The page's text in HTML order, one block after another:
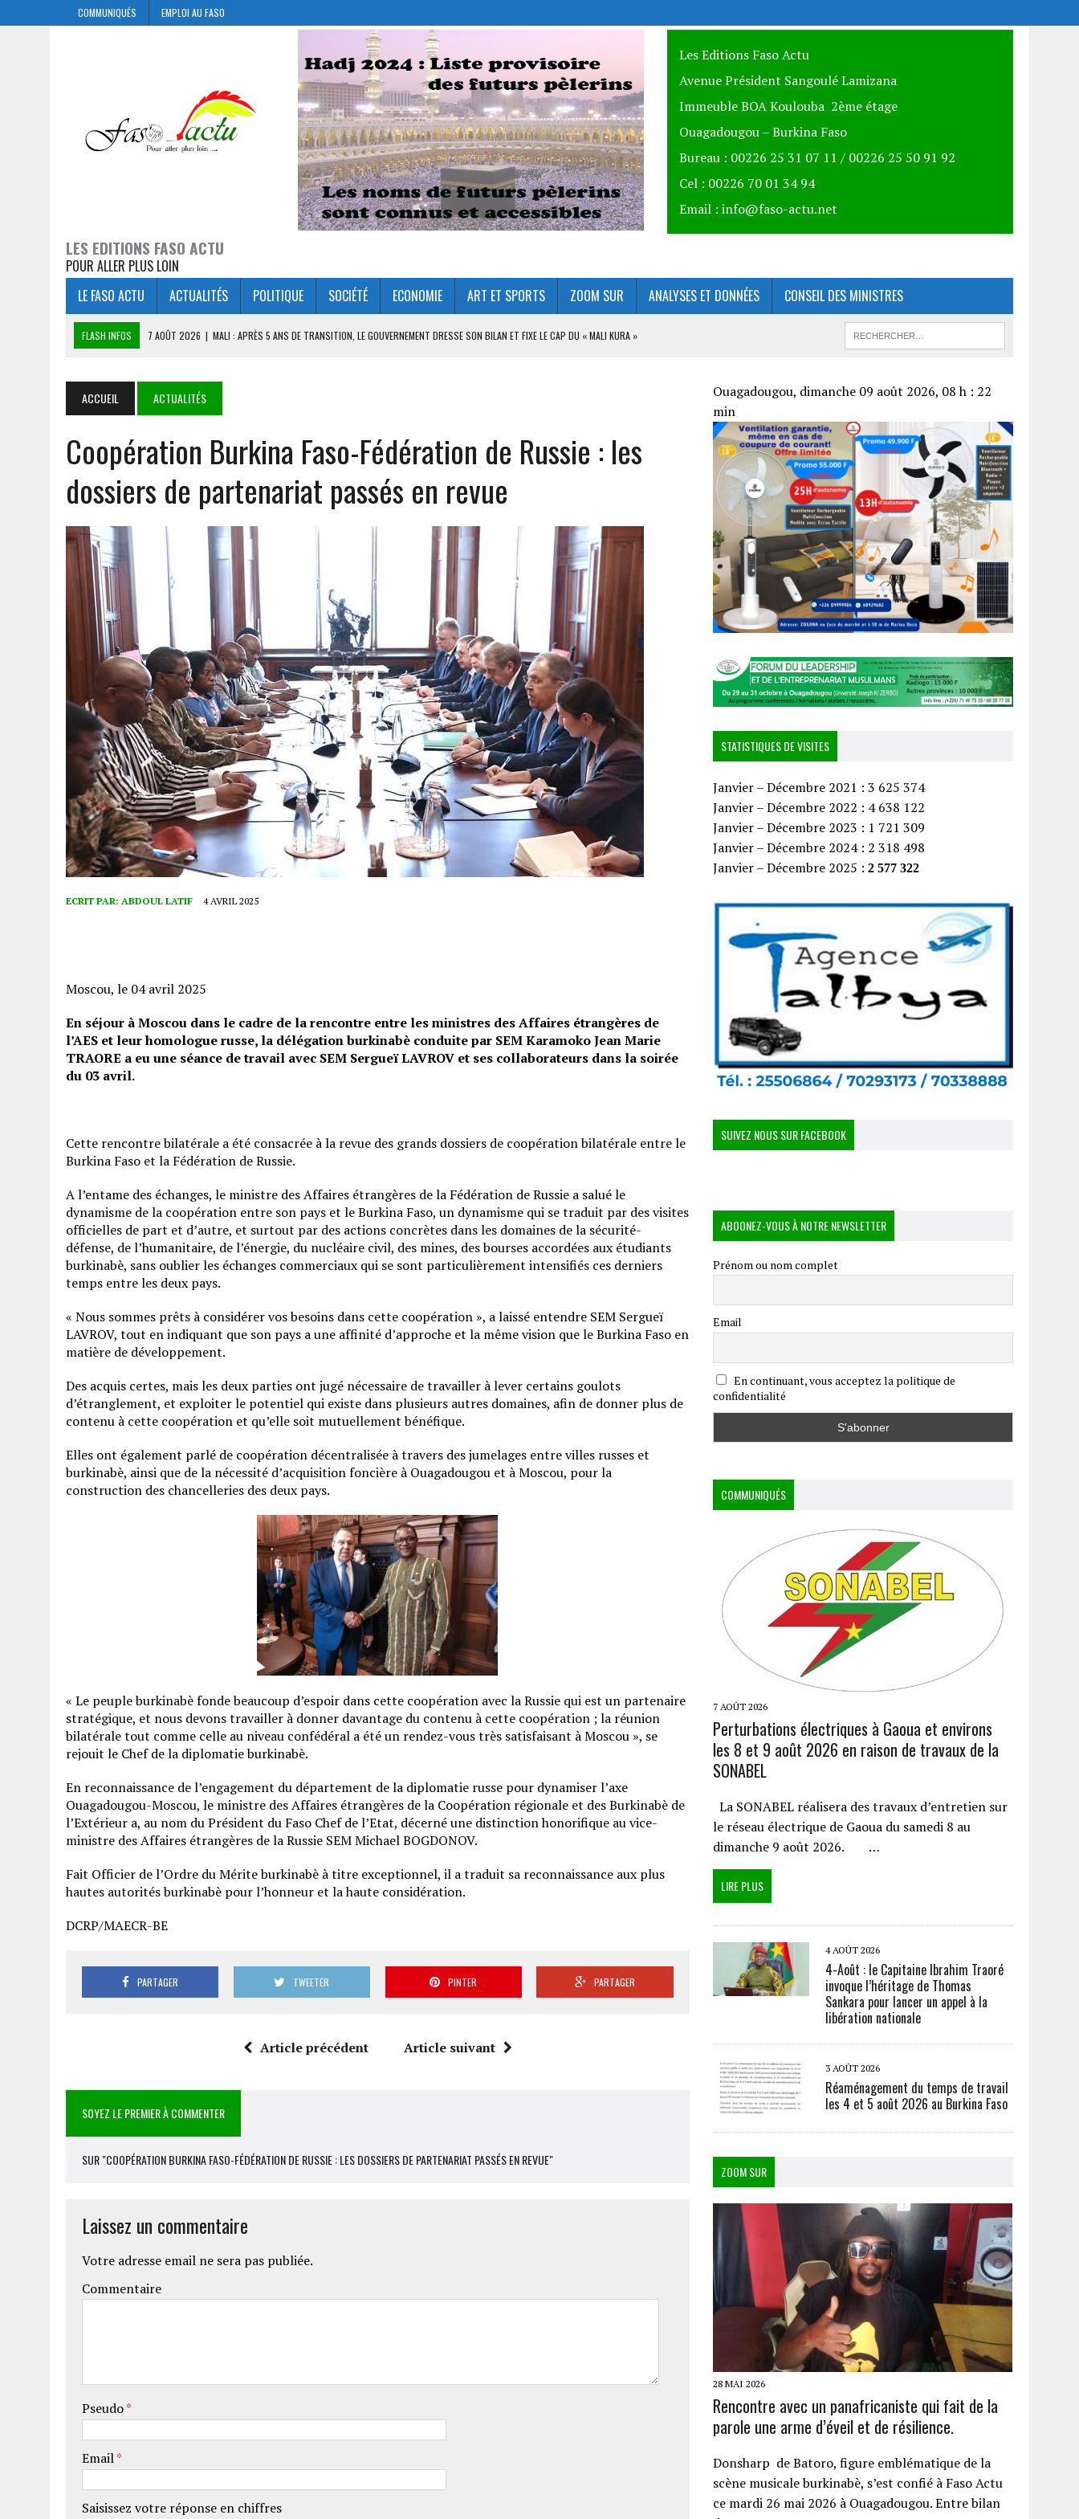
COMMUNIQUÉS EMPLOI AU FASO
LES EDITIONS FASO ACTU
POUR ALLER PLUS LOIN
Les Editions Faso Actu
Avenue Président Sangoulé Lamizana
Immeuble BOA Koulouba 2ème étage
Ouagadougou – Burkina Faso
Bureau : 00226 25 31 07 11 / 00226 25 50 91 92
Cel : 00226 70 01 34 94
Email : info@faso-actu.net
LE FASO ACTU ACTUALITÉS POLITIQUE SOCIÉTÉ ECONOMIE ART ET SPORTS ZOOM SUR ANALYSES ET DONNÉES CONSEIL DES MINISTRES
FLASH INFOS 7 AOÛT 2026 | MALI : APRÈS 5 ANS DE TRANSITION, LE GOUVERNEMENT DRESSE SON BILAN ET FIXE LE CAP DU « MALI KURA »
DÉDOUGOU : LES CORPS CONSTITUÉS RENDENT HOMMAGE AUX ÉLÉMENTS DU 7ᵉ GROUPEMENT D’INTERVENTION RAPIDE
5 AOÛT 2026 | GOULMOU : LA BVDP RENFORCE LES CAPACITÉS PSYCHOSOCIALES ET SANITAIRES DES VDP
8 AOÛT 2026
IMMERSION AU BATAILLON MIXTE DE MARCHE FANTÔME 1 : LE FONDS DE SOUTIEN PATRIOTIQUE ÉVALUE SES RÉALISATIONS SUR LE
TERRAIN
ACCUEIL ACTUALITÉS
Coopération Burkina Faso-Fédération de Russie : les
dossiers de partenariat passés en revue
ECRIT PAR: ABDOUL LATIF 4 AVRIL 2025
Moscou, le 04 avril 2025
En séjour à Moscou dans le cadre de la rencontre entre les ministres des Affaires étrangères de
l’AES et leur homologue russe, la délégation burkinabè conduite par SEM Karamoko Jean Marie
TRAORE a eu une séance de travail avec SEM Sergueï LAVROV et ses collaborateurs dans la soirée
du 03 avril.
Cette rencontre bilatérale a été consacrée à la revue des grands dossiers de coopération bilatérale entre le
Burkina Faso et la Fédération de Russie.
A l’entame des échanges, le ministre des Affaires étrangères de la Fédération de Russie a salué le
dynamisme de la coopération entre son pays et le Burkina Faso, un dynamisme qui se traduit par des visites
officielles de part et d’autre, et surtout par des actions concrètes dans les domaines de la sécurité-
défense, de l’humanitaire, de l’énergie, du nucléaire civil, des mines, des bourses accordées aux étudiants
burkinabè, sans oublier les échanges commerciaux qui se sont particulièrement intensifiés ces derniers
temps entre les deux pays.
« Nous sommes prêts à considérer vos besoins dans cette coopération », a laissé entendre SEM Sergueï
LAVROV, tout en indiquant que son pays a une affinité d’approche et la même vision que le Burkina Faso en
matière de développement.
Des acquis certes, mais les deux parties ont jugé nécessaire de travailler à lever certains goulots
d’étranglement, et exploiter le potentiel qui existe dans plusieurs autres domaines, afin de donner plus de
contenu à cette coopération et qu’elle soit mutuellement bénéfique.
Elles ont également parlé de coopération décentralisée à travers des jumelages entre villes russes et
burkinabè, ainsi que de la nécessité d’acquisition foncière à Ouagadougou et à Moscou, pour la
construction des chancelleries des deux pays.
« Le peuple burkinabè fonde beaucoup d’espoir dans cette coopération avec la Russie qui est un partenaire
stratégique, et nous devons travailler à donner davantage du contenu à cette coopération ; la réunion
bilatérale tout comme celle au niveau confédéral a été un rendez-vous très satisfaisant à Moscou », se
rejouit le Chef de la diplomatie burkinabè.
En reconnaissance de l’engagement du département de la diplomatie russe pour dynamiser l’axe
Ouagadougou-Moscou, le ministre des Affaires étrangères de la Coopération régionale et des Burkinabè de
l’Extérieur a, au nom du Président du Faso Chef de l’Etat, décerné une distinction honorifique au vice-
ministre des Affaires étrangères de la Russie SEM Michael BOGDONOV.
Fait Officier de l’Ordre du Mérite burkinabè à titre exceptionnel, il a traduit sa reconnaissance aux plus
hautes autorités burkinabè pour l’honneur et la haute considération.
DCRP/MAECR-BE
PARTAGER TWEETER PINTER PARTAGER
Article précédent Article suivant
SOYEZ LE PREMIER À COMMENTER
SUR "COOPÉRATION BURKINA FASO-FÉDÉRATION DE RUSSIE : LES DOSSIERS DE PARTENARIAT PASSÉS EN REVUE"
Laissez un commentaire
Votre adresse email ne sera pas publiée.
Commentaire
Pseudo*
Email*
Saisissez votre réponse en chiffres
Ouagadougou, dimanche 09 août 2026, 08 h : 22
min
STATISTIQUES DE VISITES
Janvier – Décembre 2021 : 3 625 374
Janvier – Décembre 2022 : 4 638 122
Janvier – Décembre 2023 : 1 721 309
Janvier – Décembre 2024 : 2 318 498
Janvier – Décembre 2025 :2 577 322
SUIVEZ NOUS SUR FACEBOOK
ABOONEZ-VOUS À NOTRE NEWSLETTER
Prénom ou nom complet
Email
En continuant, vous acceptez la politique de
confidentialité
COMMUNIQUÉS
7 AOÛT 2026
Perturbations électriques à Gaoua et environs
les 8 et 9 août 2026 en raison de travaux de la
SONABEL
La SONABEL réalisera des travaux d’entretien sur
le réseau électrique de Gaoua du samedi 8 au
dimanche 9 août 2026. …
LIRE PLUS
4 AOÛT 2026
4-Août : le Capitaine Ibrahim Traoré
invoque l’héritage de Thomas
Sankara pour lancer un appel à la
libération nationale
3 AOÛT 2026
Réaménagement du temps de travail
les 4 et 5 août 2026 au Burkina Faso
ZOOM SUR
28 MAI 2026
Rencontre avec un panafricaniste qui fait de la
parole une arme d’éveil et de résilience.
Donsharp de Batoro, figure emblématique de la
scène musicale burkinabè, s’est confié à Faso Actu
ce mardi 26 mai 2026 à Ouagadougou. Entre bilan